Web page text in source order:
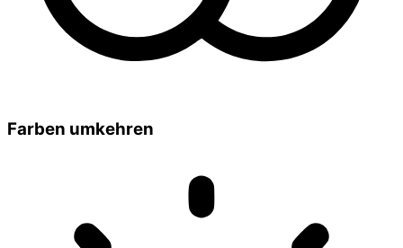
Farben umkehren